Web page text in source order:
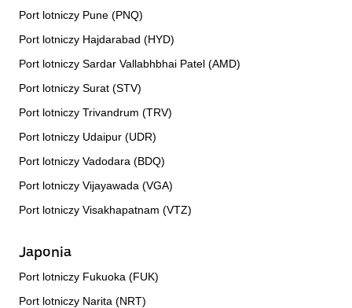
Port lotniczy Pune (PNQ)
Port lotniczy Hajdarabad (HYD)
Port lotniczy Sardar Vallabhbhai Patel (AMD)
Port lotniczy Surat (STV)
Port lotniczy Trivandrum (TRV)
Port lotniczy Udaipur (UDR)
Port lotniczy Vadodara (BDQ)
Port lotniczy Vijayawada (VGA)
Port lotniczy Visakhapatnam (VTZ)
Japonia
Port lotniczy Fukuoka (FUK)
Port lotniczy Narita (NRT)